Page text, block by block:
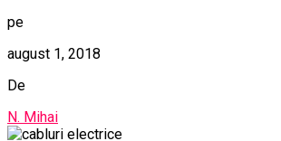
pe
august 1, 2018
De
N. Mihai